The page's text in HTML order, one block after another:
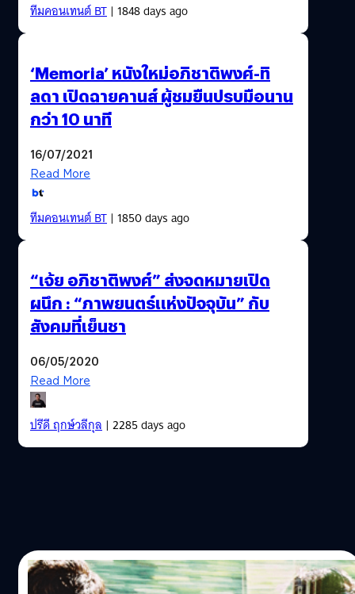
ทีมคอนเทนต์ BT| 1848 days ago
‘Memoria’ หนังใหม่อภิชาติพงศ์-ทิ
ลดา เปิดฉายคานส์ ผู้ชมยืนปรบมือนาน
กว่า 10 นาที
16/07/2021
Read More
ทีมคอนเทนต์ BT| 1850 days ago
“เจ้ย อภิชาติพงศ์” ส่งจดหมายเปิด
ผนึก : “ภาพยนตร์แห่งปัจจุบัน” กับ
สังคมที่เย็นชา
06/05/2020
Read More
ปรีดี ฤกษ์วลีกุล| 2285 days ago
20/04/2017